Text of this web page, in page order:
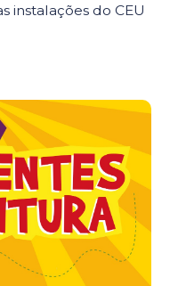
instalações do CEU